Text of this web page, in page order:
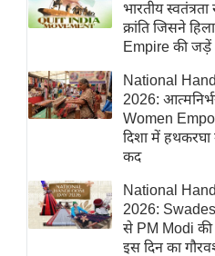
न्यूज ब्रीफ
मनोरंजन जगत
बॉलीवुड
हॉलीवुड
फिल्म समीक्षा
Breaking
News
लाइफस्टाइल
टेक्नॉलॉजी
भारतीय स्वतंत्रता
क्रांति जिसने
Empire की जड़ें
National
2026:
Women
दिशा में हथकरघा
कद
National
2026:
से PM Modi
इस दिन का